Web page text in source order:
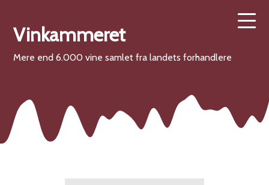
Vinkammeret
Mere end 6.000 vine samlet fra landets forhandlere